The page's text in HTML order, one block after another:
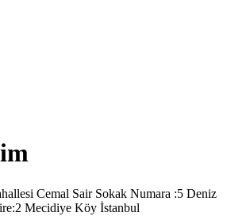
Cemal Sair Sokak Numara :5 Deniz
Mecidiye Köy İstanbul